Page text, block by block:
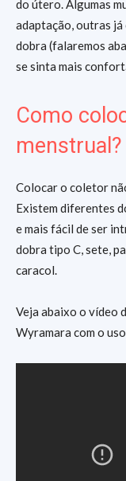
do útero. Algumas
adaptação, outras já
dobra (falaremos
se sinta mais
Como
menstrual?
Colocar o coletor
Existem diferentes
e mais fácil de ser
dobra tipo C, sete,
caracol.
Veja abaixo o vídeo
Wyramara com o